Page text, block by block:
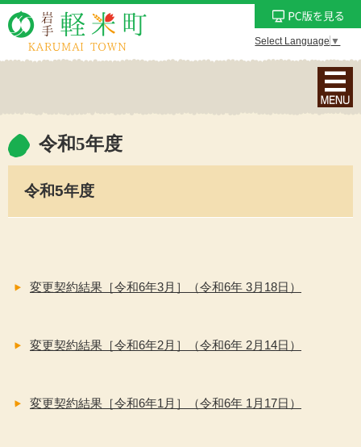
Select Language ▼
ナ
ビ
メ
令和5年度
令和5年度
変更契約結果［令和6年3月］（令和6年 3月18日）
変更契約結果［令和6年2月］（令和6年 2月14日）
変更契約結果［令和6年1月］（令和6年 1月17日）